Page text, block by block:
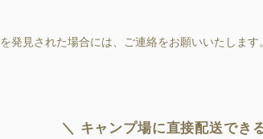
発見された場合には、ご連絡をお願いいたします。
＼ キャンプ場に直接配送でき